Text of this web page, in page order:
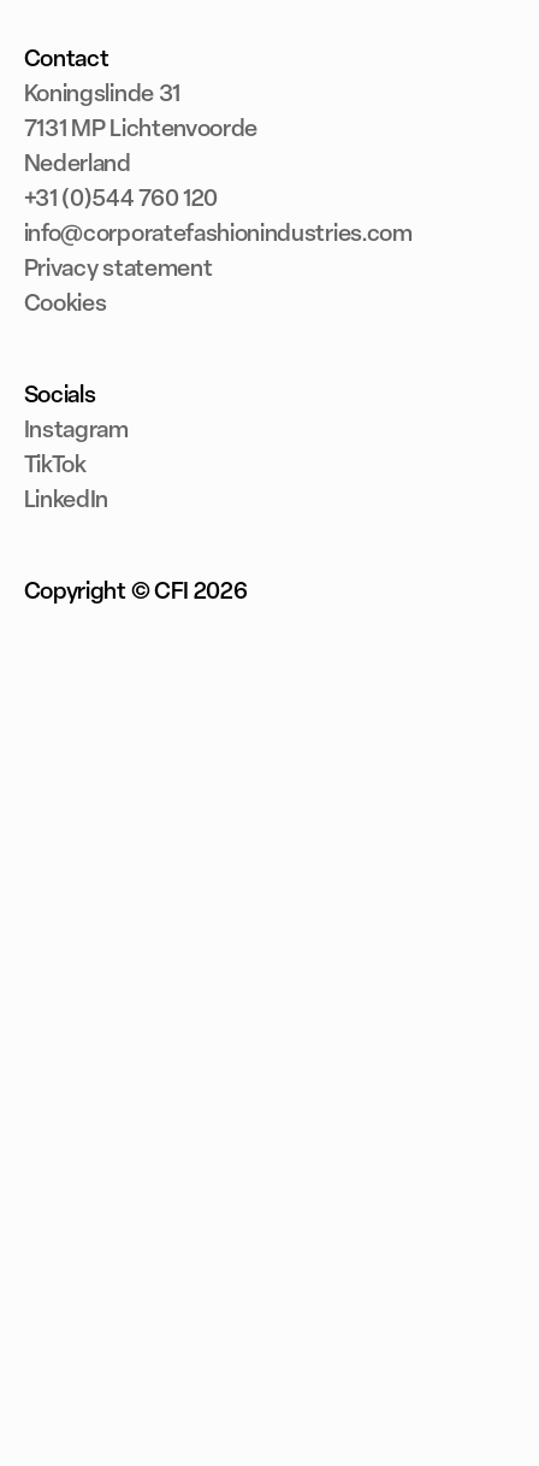
Contact
Koningslinde 31
7131 MP Lichtenvoorde
Nederland
+31 (0)544 760 120
info@corporatefashionindustries.com
Privacy statement
Cookies
Socials
Instagram
TikTok
LinkedIn
Copyright © CFI2026